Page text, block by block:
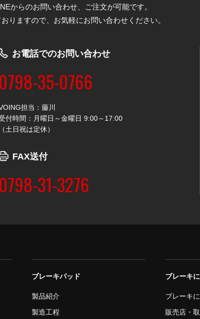
からのお問い合わせ、ご注文が可能です。
りますので、お気軽にお問い合わせください。
お電話でのお問い合わせ
0798-35-0766
担当：藤川
付時間：月曜日～金曜日 9:00～17:00
（土日祝は定休）
FAX送付
0798-31-3276
ブレーキパッド
製品紹介
製造工程
ブレーキ
ブレーキ
販売店・